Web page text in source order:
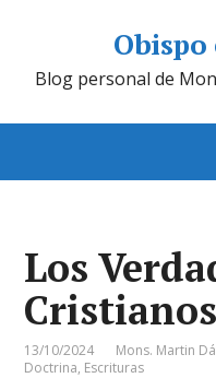
Blog personal de
Los
Cristianos
13/10/2024 Mons. Martin
Doctrina, Escrituras